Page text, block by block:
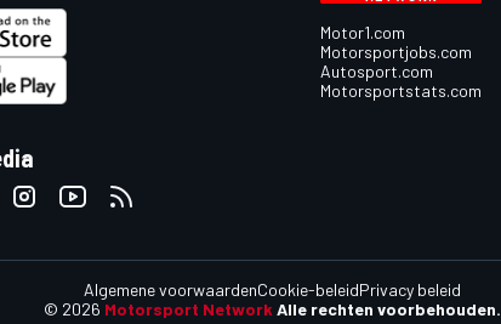
Motor1.com
Motorsportjobs.com
Autosport.com
Motorsportstats.com
© 2026 Motorsport Network Alle rechten voorbehouden.
Algemene voorwaardenCookie-beleidPrivacy beleid